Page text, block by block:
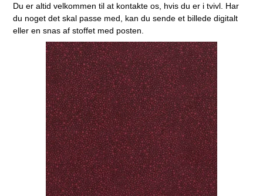
Du er altid velkommen til at kontakte os, hvis du er i tvivl. Har
du noget det skal passe med, kan du sende et billede digitalt
eller en snas af stoffet med posten.